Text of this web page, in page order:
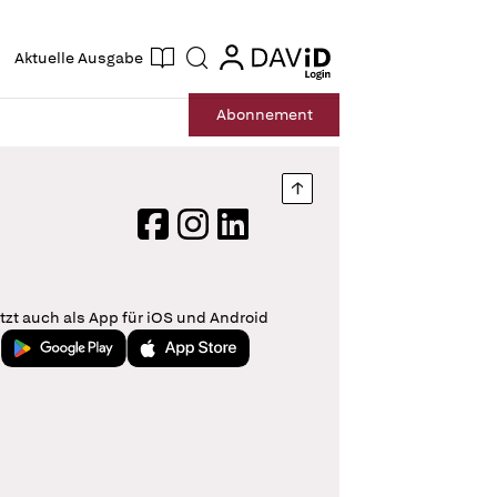
Aktuelle Ausgabe Suche login
login
Abonnement
Nach oben springen
FacebookInstagram
LinkedIn
auch als App für iOS und Android
Jetzt bei Google PlayLaden im App Store